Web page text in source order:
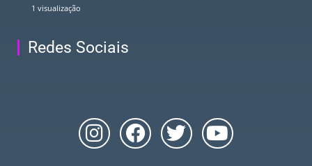
1 visualização
Redes Sociais